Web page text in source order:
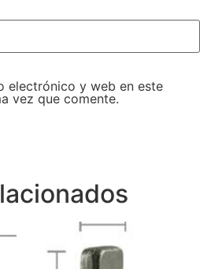
electrónico y web en este
vez que comente.